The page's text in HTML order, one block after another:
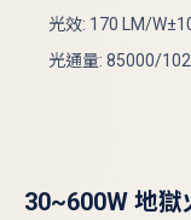
光效: 170 LM/
光通量: 85000/
30~600W 地